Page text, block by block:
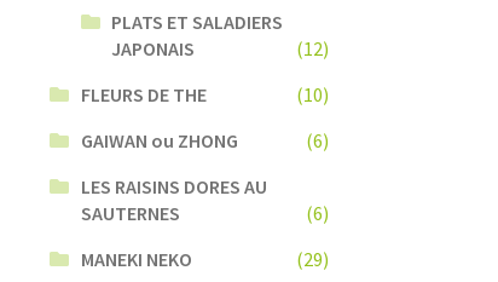
PLATS ET SALADIERS
JAPONAIS
(12)
FLEURS DE THE
(10)
GAIWAN ou ZHONG
(6)
LES RAISINS DORES AU
SAUTERNES
(6)
MANEKI NEKO
(29)